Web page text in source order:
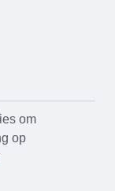
om
op